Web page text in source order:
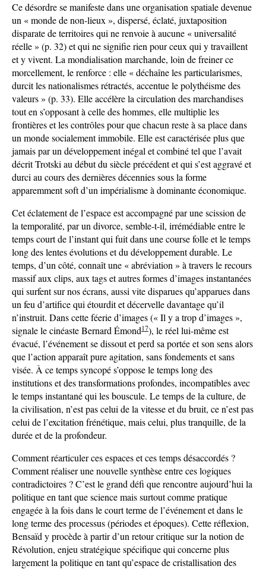
Ce désordre se manifeste dans une organisation spatiale devenue
un « monde de non-lieux », dispersé, éclaté, juxtaposition
disparate de territoires qui ne renvoie à aucune « universalité
réelle » (p. 32) et qui ne signifie rien pour ceux qui y travaillent
et y vivent. La mondialisation marchande, loin de freiner ce
morcellement, le renforce : elle « déchaîne les particularismes,
durcit les nationalismes rétractés, accentue le polythéisme des
valeurs » (p. 33). Elle accélère la circulation des marchandises
tout en s’opposant à celle des hommes, elle multiplie les
frontières et les contrôles pour que chacun reste à sa place dans
un monde socialement immobile. Elle est caractérisée plus que
jamais par un développement inégal et combiné tel que l’avait
décrit Trotski au début du siècle précédent et qui s’est aggravé et
durci au cours des dernières décennies sous la forme
apparemment soft d’un impérialisme à dominante économique.
Cet éclatement de l’espace est accompagné par une scission de
la temporalité, par un divorce, semble-t-il, irrémédiable entre le
temps court de l’instant qui fuit dans une course folle et le temps
long des lentes évolutions et du développement durable. Le
temps, d’un côté, connaît une « abréviation » à travers le recours
massif aux clips, aux tags et autres formes d’images instantanées
qui surfent sur nos écrans, aussi vite disparues qu’apparues dans
un feu d’artifice qui étourdit et décervelle davantage qu’il
n’instruit. Dans cette féerie d’images (« Il y a trop d’images »,
signale le cinéaste Bernard Émond17), le réel lui-même est
évacué, l’événement se dissout et perd sa portée et son sens alors
que l’action apparaît pure agitation, sans fondements et sans
visée. À ce temps syncopé s’oppose le temps long des
institutions et des transformations profondes, incompatibles avec
le temps instantané qui les bouscule. Le temps de la culture, de
la civilisation, n’est pas celui de la vitesse et du bruit, ce n’est pas
celui de l’excitation frénétique, mais celui, plus tranquille, de la
durée et de la profondeur.
Comment réarticuler ces espaces et ces temps désaccordés ?
Comment réaliser une nouvelle synthèse entre ces logiques
contradictoires ? C’est le grand défi que rencontre aujourd’hui la
politique en tant que science mais surtout comme pratique
engagée à la fois dans le court terme de l’événement et dans le
long terme des processus (périodes et époques). Cette réflexion,
Bensaïd y procède à partir d’un retour critique sur la notion de
Révolution, enjeu stratégique spécifique qui concerne plus
largement la politique en tant qu’espace de cristallisation des